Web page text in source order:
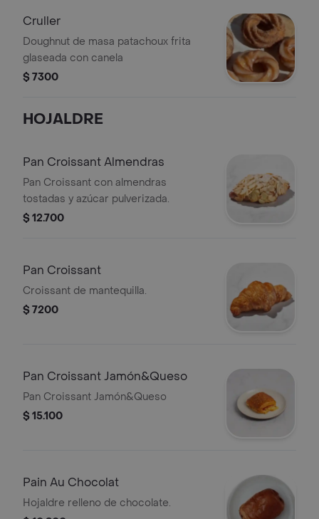
Cruller
Doughnut de masa patachoux frita
glaseada con canela
$ 7300
HOJALDRE
Pan Croissant Almendras
Pan Croissant con almendras
tostadas y azúcar pulverizada.
$ 12.700
Pan Croissant
Croissant de mantequilla.
$ 7200
Pan Croissant Jamón&Queso
Pan Croissant Jamón&Queso
$ 15.100
Pain Au Chocolat
Hojaldre relleno de chocolate.